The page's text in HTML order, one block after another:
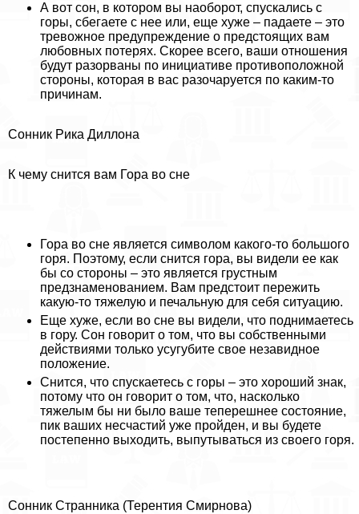
А вот сон, в котором вы наоборот, спускались с
горы, сбегаете с нее или, еще хуже – падаете – это
тревожное предупреждение о предстоящих вам
любовных потерях. Скорее всего, ваши отношения
будут разорваны по инициативе противоположной
стороны, которая в вас разочаруется по каким-то
причинам.
Сонник Рика Диллона
К чему снится вам Гора во сне
Гора во сне является символом какого-то большого
горя. Поэтому, если снится гора, вы видели ее как
бы со стороны – это является грустным
предзнаменованием. Вам предстоит пережить
какую-то тяжелую и печальную для себя ситуацию.
Еще хуже, если во сне вы видели, что поднимаетесь
в гору. Сон говорит о том, что вы собственными
действиями только усугубите свое незавидное
положение.
Снится, что спускаетесь с горы – это хороший знак,
потому что он говорит о том, что, насколько
тяжелым бы ни было ваше теперешнее состояние,
пик ваших несчастий уже пройден, и вы будете
постепенно выходить, выпутываться из своего горя.
Сонник Странника (Терентия Смирнова)